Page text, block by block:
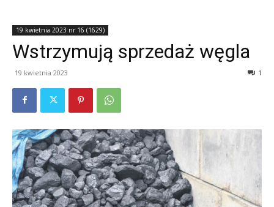
19 kwietnia 2023 nr 16 (1629)
Wstrzymują sprzedaż węgla
19 kwietnia 2023 1